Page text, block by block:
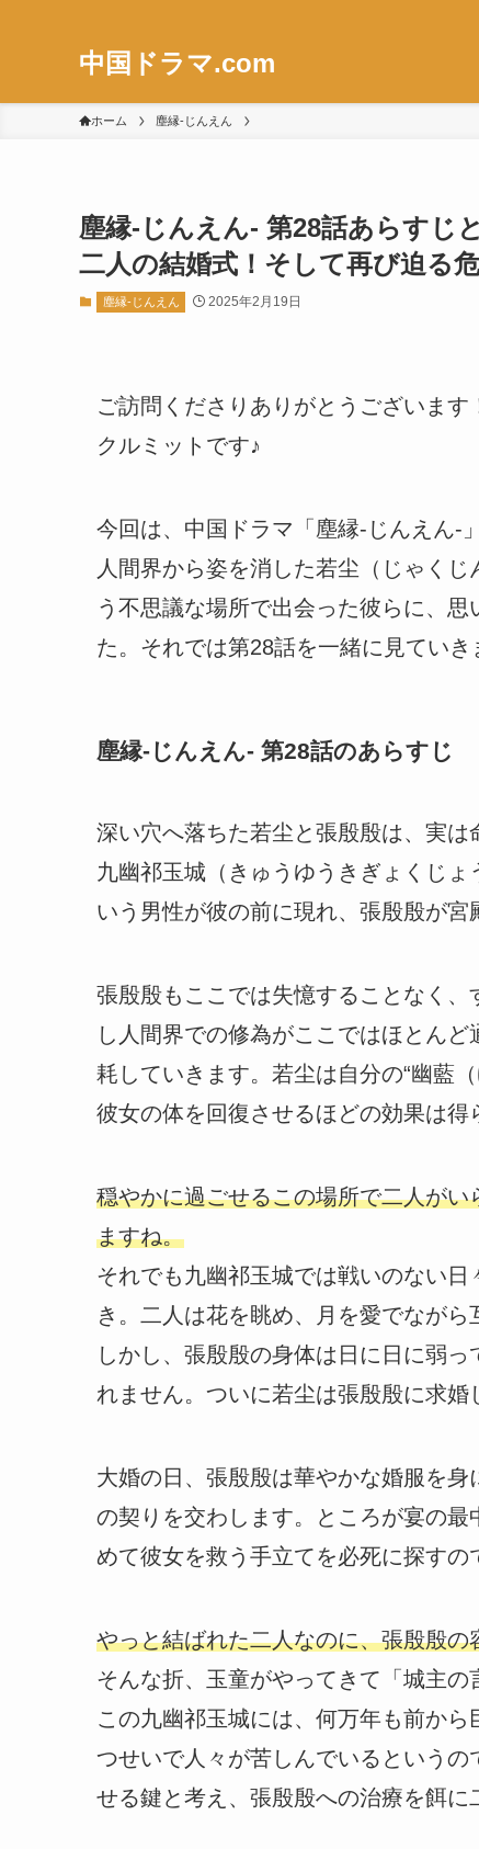
中国ドラマ.com
ホーム 塵縁-じんえん
塵縁-じんえん- 第28話あらすじ
二人の結婚式！そして再び迫る
塵縁-じんえん 2025年2月19日
ご訪問くださりありがとうございます
クルミットです♪
今回は、中国ドラマ「塵縁-じんえん-
人間界から姿を消した若尘（じゃく
う不思議な場所で出会った彼らに、
た。それでは第28話を一緒に見ていき
塵縁-じんえん- 第28話のあらすじ
深い穴へ落ちた若尘と張殷殷は、実
九幽祁玉城（きゅうゆうきぎょくじ
いう男性が彼の前に現れ、 張殷殷が宮
張殷殷もここでは失憶することなく
し人間界での修為がここではほとん
耗していきます。若尘は自分の“幽藍
彼女の体を回復させるほどの効果は得
穏やかに過ごせるこの場所で二人が
ますね。
それでも九幽祁玉城では戦いのない
き。二人は花を眺め、月を愛でながら
しかし、張殷殷の身体は日に日に弱
れません。ついに若尘は張殷殷に求婚
大婚の日、張殷殷は華やかな婚服を
の契りを交わします。ところが宴の
めて彼女を救う手立てを必死に探すの
やっと結ばれた二人なのに、張殷殷
そんな折、玉童がやってきて「城主の
この九幽祁玉城には、何万年も前か
つせいで人々が苦しんでいるというの
せる鍵と考え、張殷殷への治療を餌に